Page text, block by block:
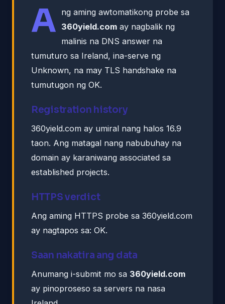
A ng aming awtomatikong probe sa
360yield.com ay nagbalik ng
malinis na DNS answer na
tumuturo sa Ireland, ina-serve ng
Unknown, na may TLS handshake na
tumutugon ng OK.
Registration history
360yield.com ay umiral nang halos 16.9
taon. Ang matagal nang nabubuhay na
domain ay karaniwang associated sa
established projects.
HTTPS verdict
Ang aming HTTPS probe sa 360yield.com
ay nagtapos sa: OK.
Saan nakatira ang data
Anumang i-submit mo sa 360yield.com
ay pinoproseso sa servers na nasa